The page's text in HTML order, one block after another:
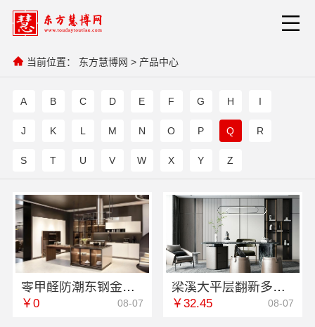
当前位置： 东方慧博网 > 产品中心
A B C D E F G H I
J K L M N O P Q R
S T U V W X Y Z
零甲醛防潮东钢金属全屋不锈钢定制江苏东钢金属科技有限公司
￥0 08-07
梁溪大平层翻新多少钱一平？无锡亿莱居为您揭秘
￥32.45 08-07